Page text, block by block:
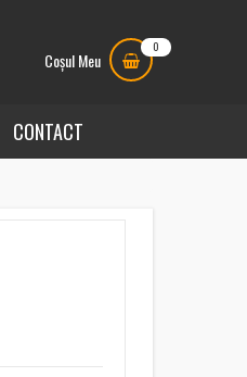
Coșul Meu
0
CONTACT